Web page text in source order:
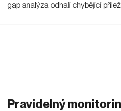
gap analýza odhalí chybějící
Pravidelný